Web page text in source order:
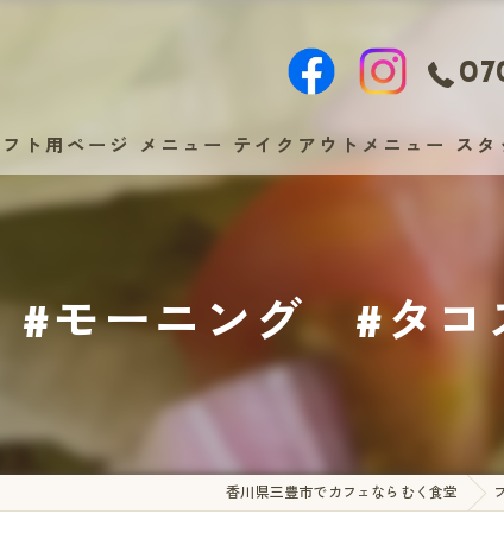
ト用ページ メニュー テイクアウトメニュー スタ
#モーニング #タコ
香川県三豊市でカフェならむく食堂